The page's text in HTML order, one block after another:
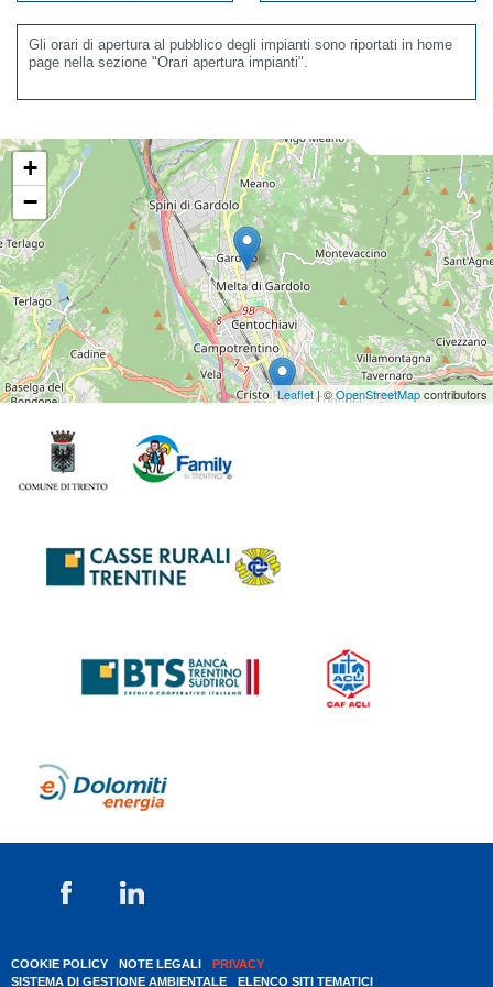
Gli orari di apertura al pubblico degli impianti sono riportati in home
page nella sezione "Orari apertura impianti".
+
−
Leaflet| ©OpenStreetMapcontributors
COOKIE POLICY NOTE LEGALI
PRIVACY
SISTEMA DI GESTIONE AMBIENTALE
ELENCO SITI TEMATICI